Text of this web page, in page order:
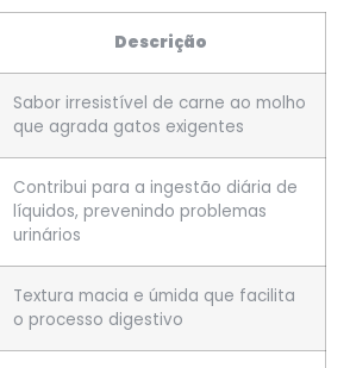
Descrição
Sabor irresistível de carne ao molho
que agrada gatos exigentes
Contribui para a ingestão diária de
líquidos, prevenindo problemas
urinários
Textura macia e úmida que facilita
o processo digestivo